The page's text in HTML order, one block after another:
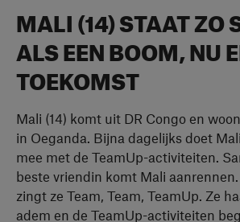
MALI (14) STAAT ZO
ALS EEN BOOM, NU
TOEKOMST
Mali (14) komt uit DR Congo en
in Oeganda. Bijna dagelijks doet
mee met de TeamUp-activiteiten.
beste vriendin komt Mali aanrennen.
zingt ze Team, Team, TeamUp. Ze
adem en de TeamUp-activiteiten